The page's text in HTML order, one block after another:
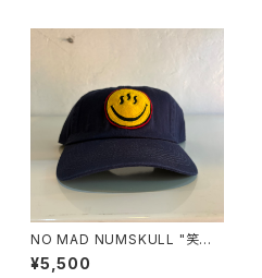
NO MAD NUMSKULL "笑温
泉 COTTON CAP"(NAVY)
¥5,500